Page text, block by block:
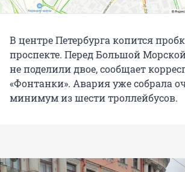
В центре Петербурга копится
проспекте. Перед Большой
не поделили двое, сообщает
«Фонтанки». Авария уже собрала
минимум из шести троллейбусов.